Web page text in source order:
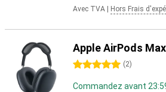
Avec TVA Hors Frais
Apple AirPods
5 étoiles (2)
Commandez avant